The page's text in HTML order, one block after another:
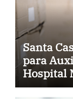
Santa
para
Hospital
(BA)